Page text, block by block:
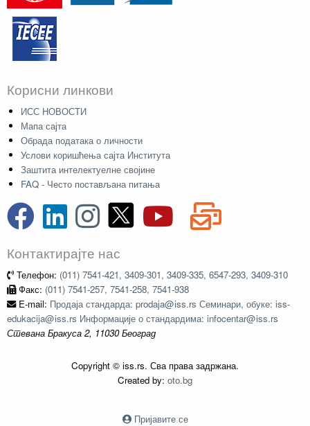
Корисни линкови
ИСС НОВОСТИ
Мапа сајта
Обрада података о личности
Услови коришћења сајта Института
Заштита интелектуелне својине
FAQ - Често постављана питања
Контактирајте нас
Телефон: (011) 7541-421, 3409-301, 3409-335, 6547-293, 3409-310
Факс: (011) 7541-257, 7541-258, 7541-938
E-mail: Продаја стандарда: prodaja@iss.rs Семинари, обуке: iss-
edukacija@iss.rs Информације о стандардима: infocentar@iss.rs
Стевана Бракуса 2, 11030 Београд
Copyright © iss.rs. Сва права задржана.
Created by: oto.bg
Пријавите се